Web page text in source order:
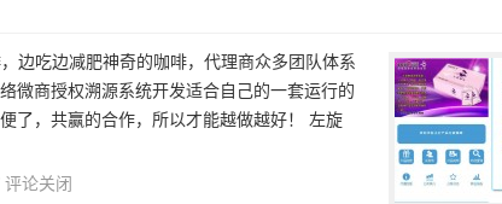
边吃边减肥神奇的咖啡，代理商众多团队体系
微商授权溯源系统开发适合自己的一套运行的
了，共赢的合作，所以才能越做越好！ 左旋
评论关闭